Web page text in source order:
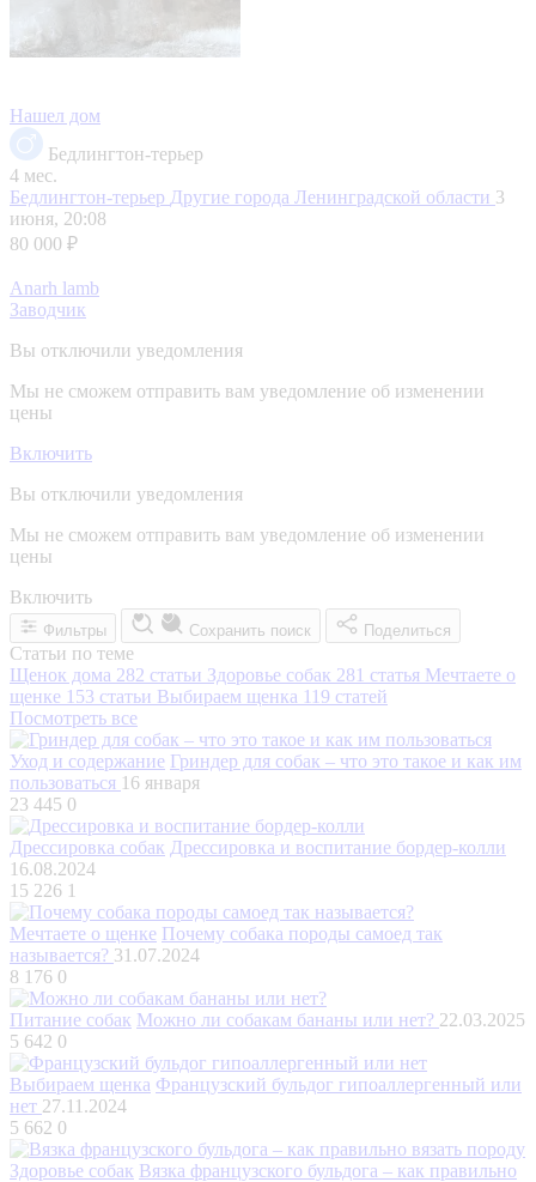
Нашел дом
Бедлингтон-терьер
4 мес.
Бедлингтон-терьер Другие города Ленинградской области 3
июня, 20:08
80 000 ₽
Anarh lamb
Заводчик
Вы отключили уведомления
Мы не сможем отправить вам уведомление об изменении
цены
Включить
Вы отключили уведомления
Мы не сможем отправить вам уведомление об изменении
цены
Включить
Фильтры Сохранить поиск Поделиться
Статьи по теме
Щенок дома 282 статьи Здоровье собак 281 статья Мечтаете о
щенке 153 статьи Выбираем щенка 119 статей
Посмотреть все
Уход и содержание Гриндер для собак – что это такое и как им
пользоваться 16 января
23 445 0
Дрессировка собак Дрессировка и воспитание бордер-колли
16.08.2024
15 226 1
Мечтаете о щенке Почему собака породы самоед так
называется? 31.07.2024
8 176 0
Питание собак Можно ли собакам бананы или нет? 22.03.2025
5 642 0
Выбираем щенка Французский бульдог гипоаллергенный или
нет 27.11.2024
5 662 0
Здоровье собак Вязка французского бульдога – как правильно